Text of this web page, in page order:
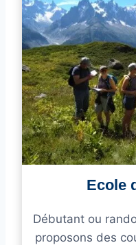
Ecole
Débutant ou
proposons des